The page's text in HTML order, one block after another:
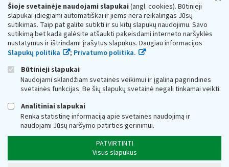
Šioje svetainėje naudojami slapukai(angl. cookies). Būtinieji
slapukai įdiegiami automatiškai ir jiems nėra reikalingas Jūsų
sutikimas. Taip pat galite sutikti ir su kitų slapukų naudojimu. Savo
sutikimą bet kada galėsite atšaukti pakeisdami interneto naršyklės
nustatymus ir ištrindami įrašytus slapukus. Daugiau informacijos
Slapukų politika
; Privatumo politika.
Būtinieji slapukai
Naudojami sklandžiam svetainės veikimui ir įgalina pagrindines
svetainės funkcijas. Be šių slapukų svetainė negali tinkamai veikti.
Analitiniai slapukai
Renka statistinę informaciją apie svetainės naudojimą ir
naudojami Jūsų naršymo patirties gerinimui.
PATVIRTINTI
Visus slapukus
Respublikos finansų ministerijos
Biudžetinė įstaiga. Juridinio asmens kodas — 188659752,
adresas: Vasario 16-osios g. 14, 01107 Vilnius, Lietuva, el.paštas:
vmi@vmi.lt, E. pristatymo dėžutės adresas 188659752
Duomenys apie Valstybinę mokesčių inspekciją prie Lietuvos
Respublikos finansų ministerijos kaupiami ir saugomi Juridinių